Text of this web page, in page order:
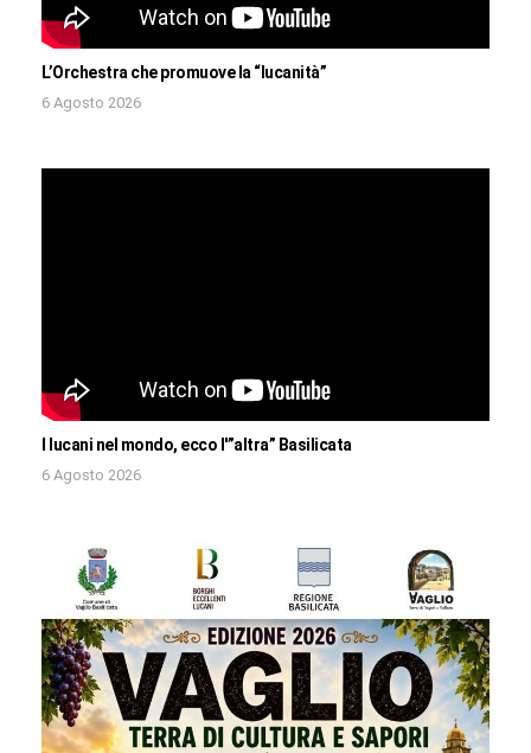
L’Orchestra che promuove la “lucanità”
6 Agosto 2026
I lucani nel mondo, ecco l'”altra” Basilicata
6 Agosto 2026